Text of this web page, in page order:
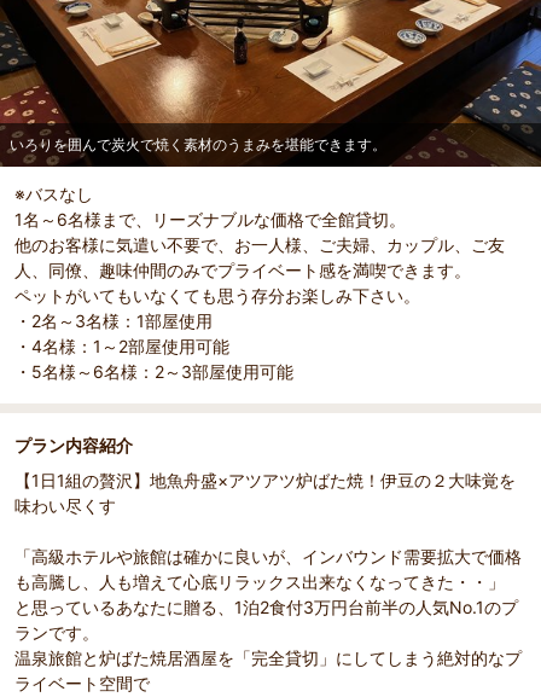
いろりを囲んで炭火で焼く素材のうまみを堪能できます。
※バスなし
1名～6名様まで、リーズナブルな価格で全館貸切。
他のお客様に気遣い不要で、お一人様、ご夫婦、カップル、ご友
人、同僚、趣味仲間のみでプライベート感を満喫できます。
ペットがいてもいなくても思う存分お楽しみ下さい。
・2名～3名様：1部屋使用
・4名様：1～2部屋使用可能
・5名様～6名様：2～3部屋使用可能
プラン内容紹介
【1日1組の贅沢】地魚舟盛×アツアツ炉ばた焼！伊豆の２大味覚を
味わい尽くす
「高級ホテルや旅館は確かに良いが、インバウンド需要拡大で価格
も高騰し、人も増えて心底リラックス出来なくなってきた・・」
と思っているあなたに贈る、1泊2食付3万円台前半の人気No.1のプ
ランです。
温泉旅館と炉ばた焼居酒屋を「完全貸切」にしてしまう絶対的なプ
ライベート空間で
部屋詳細
いろりを囲んで炭火で焼く素材のうまみを堪能できま
す。